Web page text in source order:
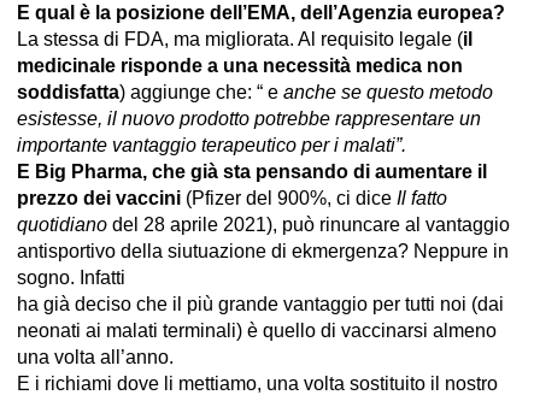
E qual è la posizione dell’EMA, dell’Agenzia europea?
La stessa di FDA, ma migliorata. Al requisito legale (il
medicinale risponde a una necessità medica non
soddisfatta) aggiunge che: “ e anche se questo metodo
esistesse, il nuovo prodotto potrebbe rappresentare un
importante vantaggio terapeutico per i malati”.
E Big Pharma, che già sta pensando di aumentare il
prezzo dei vaccini (Pfizer del 900%, ci dice Il fatto
quotidiano del 28 aprile 2021), può rinuncare al vantaggio
antisportivo della siutuazione di ekmergenza? Neppure in
sogno. Infatti
ha già deciso che il più grande vantaggio per tutti noi (dai
neonati ai malati terminali) è quello di vaccinarsi almeno
una volta all’anno.
E i richiami dove li mettiamo, una volta sostituito il nostro